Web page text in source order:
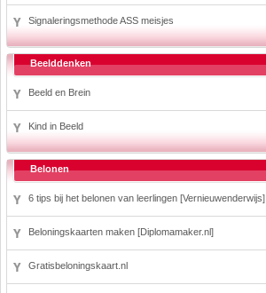
Signaleringsmethode ASS meisjes
Beelddenken
Beeld en Brein
Kind in Beeld
Belonen
6 tips bij het belonen van leerlingen [Vernieuwenderwijs]
Beloningskaarten maken [Diplomamaker.nl]
Gratisbeloningskaart.nl